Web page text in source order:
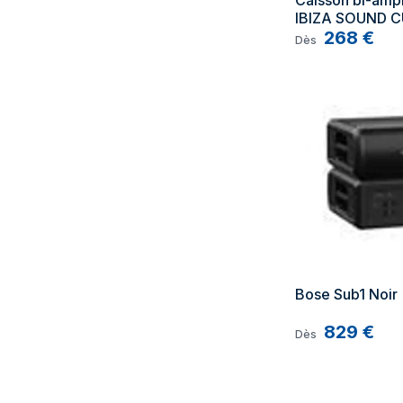
IBIZA SOUND
SOLO
Dès 268 €
Bose Sub1 Noir
Dès 829 €